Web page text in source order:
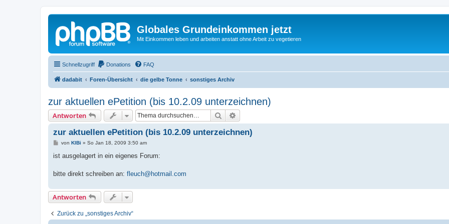
Globales Grundeinkommen jetzt
Mit Einkommen leben und arbeiten anstatt ohne Arbeit zu vegetieren
Schnellzugriff Donations FAQ
dadabit Foren-Übersicht die gelbe Tonne sonstiges Archiv
zur aktuellen ePetition (bis 10.2.09 unterzeichnen)
Antworten Suche
zur aktuellen ePetition (bis 10.2.09 unterzeichnen)
B
i
a
von KlBi » So Jan 18, 2009 3:50 am
ist ausgelagert in ein eigenes Forum:
bitte direkt schreiben an: fleuch@hotmail.com
Antworten
Zurück zu „sonstiges Archiv“